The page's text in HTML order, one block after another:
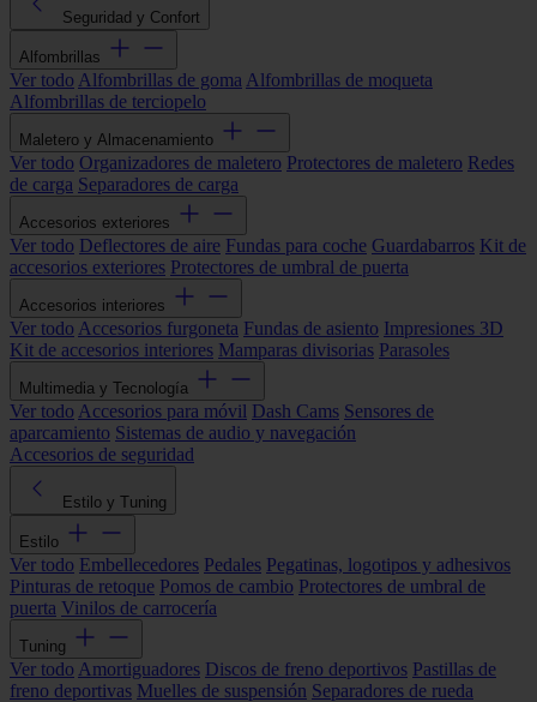
Seguridad y Confort
Alfombrillas
Ver todo Alfombrillas de goma Alfombrillas de moqueta
Alfombrillas de terciopelo
Maletero y Almacenamiento
Ver todo Organizadores de maletero Protectores de maletero Redes
de carga Separadores de carga
Accesorios exteriores
Ver todo Deflectores de aire Fundas para coche Guardabarros Kit de
accesorios exteriores Protectores de umbral de puerta
Accesorios interiores
Ver todo Accesorios furgoneta Fundas de asiento Impresiones 3D
Kit de accesorios interiores Mamparas divisorias Parasoles
Multimedia y Tecnología
Ver todo Accesorios para móvil Dash Cams Sensores de
aparcamiento Sistemas de audio y navegación
Accesorios de seguridad
Estilo y Tuning
Estilo
Ver todo Embellecedores Pedales Pegatinas, logotipos y adhesivos
Pinturas de retoque Pomos de cambio Protectores de umbral de
puerta Vinilos de carrocería
Tuning
Ver todo Amortiguadores Discos de freno deportivos Pastillas de
freno deportivas Muelles de suspensión Separadores de rueda